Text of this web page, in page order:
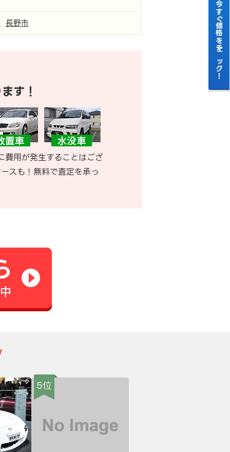
長野市
す！
費用が発生することはござ
スも！無料で査定を承っ
5位
今すぐ価格をチェック！